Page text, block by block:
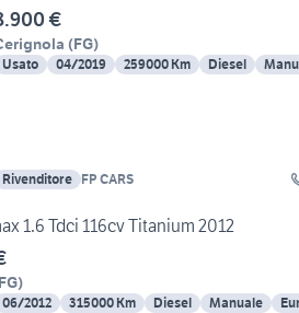
€
(FG)
Usato 04/2019 259000 Km Diesel
Rivenditore FP CARS
1.6 Tdci 116cv Titanium 2012
FG)
06/2012 315000 Km Diesel Manuale